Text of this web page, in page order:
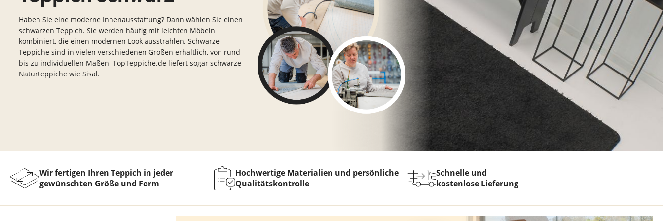
Zur Kategorie Teppich Maße
Teppich Rot Teppich Taupe Teppich Weiß
Zur Kategorie Teppich Farben
Zur Kategorie Teppich Sorten
Haben Sie eine moderne Innenausstattung? Dann wählen Sie einen
schwarzen Teppich. Sie werden häufig mit leichten Möbeln
kombiniert, die einen modernen Look ausstrahlen. Schwarze
Teppiche sind in vielen verschiedenen Größen erhältlich, von rund
bis zu individuellen Maßen. TopTeppiche.de liefert sogar schwarze
Naturteppiche wie Sisal.
Wir fertigen Ihren Teppich in jeder
gewünschten Größe und Form
Hochwertige Materialien und persönliche
Qualitätskontrolle
Schnelle und
kostenlose Lieferung